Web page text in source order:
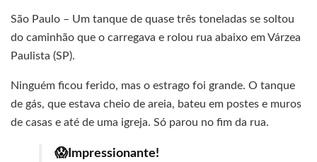
São Paulo – Um tanque de quase três toneladas se soltou
do caminhão que o carregava e rolou rua abaixo em Várzea
Paulista (SP).
Ninguém ficou ferido, mas o estrago foi grande. O tanque
de gás, que estava cheio de areia, bateu em postes e muros
de casas e até de uma igreja. Só parou no fim da rua.
😱Impressionante!